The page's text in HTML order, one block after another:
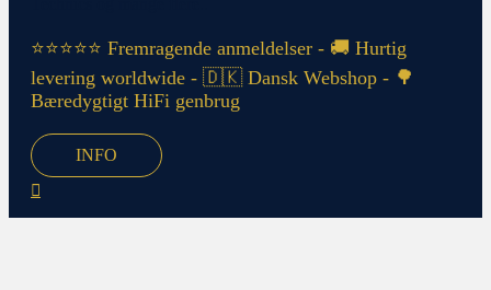
⭐⭐⭐⭐⭐ Fremragende anmeldelser - 🚚 Hurtig
levering worldwide - 🇩🇰 Dansk Webshop - 🌳
Bæredygtigt HiFi genbrug
INFO